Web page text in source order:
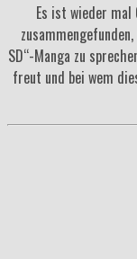
Es ist wieder mal
SD“-Manga zu
freut und bei wem